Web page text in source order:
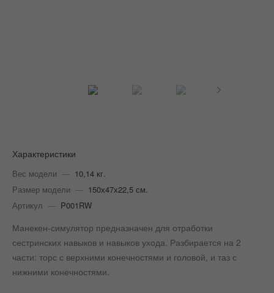
Характеристики
Вес модели — 10,14 кг.
Размер модели — 150х47х22,5 см.
Артикул — P001RW
Манекен-симулятор предназначен для отработки
сестринских навыков и навыков ухода. Разбирается на 2
части: торс с верхними конечностями и головой, и таз с
нижними конечностями.